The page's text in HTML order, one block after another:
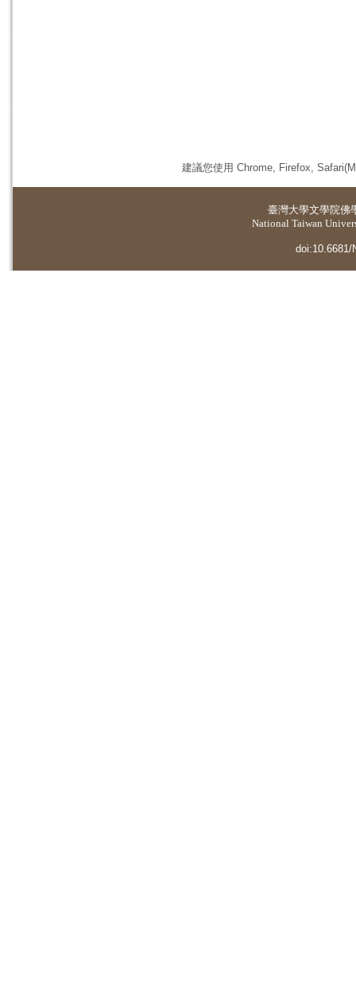
建議您使用 Chrome, Firefox,
臺灣大學文學院佛
National Taiwan
doi:10.6681/